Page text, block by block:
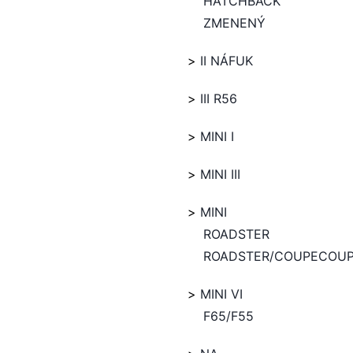
ZMENENÝ
II NÁFUK
III R56
MINI I
MINI III
MINI
ROADSTER
ROADSTER/
MINI VI
F65/F55